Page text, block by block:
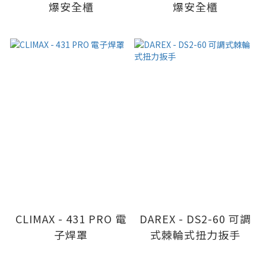
爆安全櫃
爆安全櫃
CLIMAX - 431 PRO 電
子焊罩
DAREX - DS2-60 可調
式棘輪式扭力扳手